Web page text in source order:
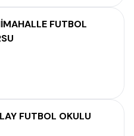
FUTBOL
FUTBOL OKULU